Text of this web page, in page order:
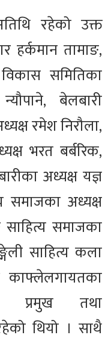
रहेको उक्त
हर्कमान तामाङ,
समितिका
बेलबारी
रमेश निरौला,
भरत बर्बरिक,
अध्यक्ष यज्ञ
समाजका अध्यक्ष
साहित्य समाजका
साहित्य कला
काफ्लेलगायतका
प्रमुख तथा
थियो । साथै